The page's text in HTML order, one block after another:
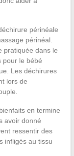
périnéale
périnéal.
pratiquée dans le
pour le bébé
Les déchirures
lors de
en termine
avoir donné
ressentir des
infligés au tissu